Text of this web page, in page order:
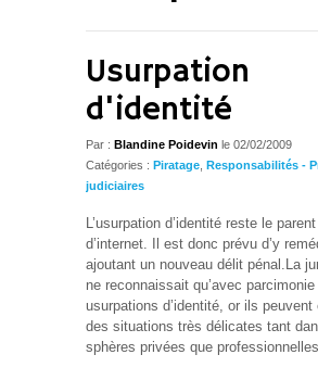
Usurpation
d'identité
Par : Blandine Poidevin le 02/02/2009
Catégories : Piratage Responsabilités -
judiciaires
L’usurpation d’identité reste le
d’internet. Il est donc prévu d’y
ajoutant un nouveau délit pénal. La
ne reconnaissait qu’avec
usurpations d’identité, or ils peuvent
des situations très délicates tant
sphères privées que